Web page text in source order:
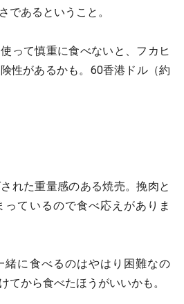
であるということ。
って慎重に食べないと、フカヒ
性があるかも。60香港ドル（約
れた重量感のある焼売。挽肉と
ているので食べ応えがありま
緒に食べるのはやはり困難なの
てから食べたほうがいいかも。